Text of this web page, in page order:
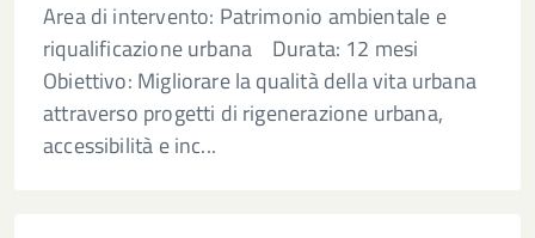
Area di intervento: Patrimonio ambientale e
riqualificazione urbana Durata: 12 mesi
Obiettivo: Migliorare la qualità della vita urbana
attraverso progetti di rigenerazione urbana,
accessibilità e inc...